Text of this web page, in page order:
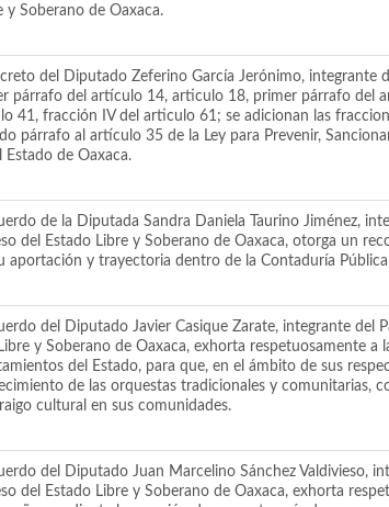
y Soberano de Oaxaca.
del Diputado Zeferino García Jerónimo,
párrafo del artículo 14, articulo 18, primer párrafo
41, fracción IV del articulo 61; se adicionan las
párrafo al artículo 35 de la Ley para Prevenir,
Estado de Oaxaca.
de la Diputada Sandra Daniela Taurino Jiménez,
del Estado Libre y Soberano de Oaxaca, otorga un
aportación y trayectoria dentro de la Contaduría
del Diputado Javier Casique Zarate, integrante del
y Soberano de Oaxaca, exhorta respetuosamente
del Estado, para que, en el ámbito de sus
de las orquestas tradicionales y
cultural en sus comunidades.
del Diputado Juan Marcelino Sánchez Valdivieso,
del Estado Libre y Soberano de Oaxaca, exhorta